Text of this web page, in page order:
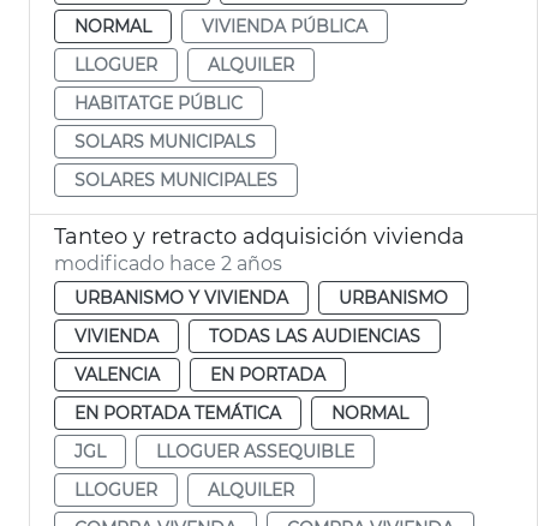
NORMAL
VIVIENDA PÚBLICA
LLOGUER
ALQUILER
HABITATGE PÚBLIC
SOLARS MUNICIPALS
SOLARES MUNICIPALES
Tanteo y retracto adquisición vivienda
modificado hace 2 años
URBANISMO Y VIVIENDA
URBANISMO
VIVIENDA
TODAS LAS AUDIENCIAS
VALENCIA
EN PORTADA
EN PORTADA TEMÁTICA
NORMAL
JGL
LLOGUER ASSEQUIBLE
LLOGUER
ALQUILER